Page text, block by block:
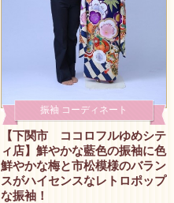
振袖 コーディネート
【下関市 ココロフルゆめシテ
ィ店】鮮やかな藍色の振袖に色
鮮やかな梅と市松模様のバラン
スがハイセンスなレトロポップ
な振袖！